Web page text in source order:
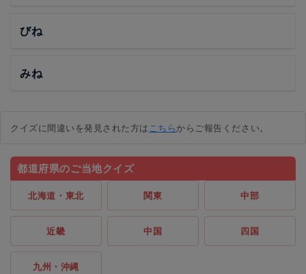
びね
みね
クイズに間違いを発見された方はこちらからご報告ください。
都道府県のご当地クイズ
北海道・東北 関東 中部
近畿 中国 四国
九州・沖縄